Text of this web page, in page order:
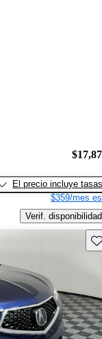
El precio incluye tasas
$359/mes
Verif. disponibilidad